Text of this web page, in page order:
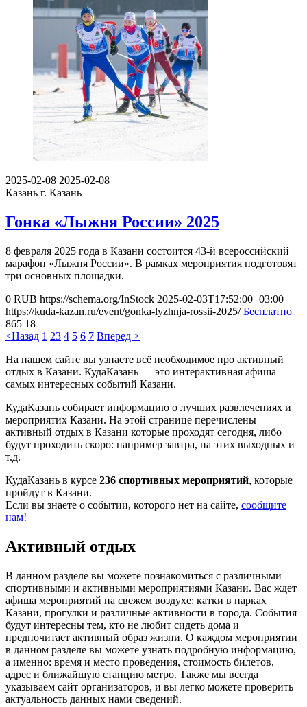
2025-02-08 2025-02-08
Казань г. Казань
Гонка «Лыжня России» 2025
8 февраля 2025 года в Казани состоится 43-й всероссийский
марафон «Лыжня России». В рамках мероприятия подготовят
три основных площадки.
0 RUB https://schema.org/InStock 2025-02-03T17:52:00+03:00
https://kuda-kazan.ru/event/gonka-lyzhnja-rossii-2025/ Бесплатно
865 18
<Назад 1 23 4 5 6 7 Вперед >
На нашем сайте вы узнаете всё необходимое про активный
отдых в Казани. КудаКазань — это интерактивная афиша
самых интересных событий Казани.
КудаКазань собирает информацию о лучших развлечениях и
мероприятих Казани. На этой странице перечислены
активный отдых в Казани которые проходят сегодня, либо
будут проходить скоро: например завтра, на этих выходных и
т.д.
КудаКазань в курсе 236 спортивных мероприятий, которые
пройдут в Казани.
Если вы знаете о событии, которого нет на сайте, сообщите
нам!
Активный отдых
В данном разделе вы можете познакомиться с различными
спортивными и активными мероприятиями Казани. Вас ждет
афиша мероприятий на свежем воздухе: катки в парках
Казани, прогулки и различные активности в города. События
будут интересны тем, кто не любит сидеть дома и
предпочитает активный образ жизни. О каждом мероприятии
в данном разделе вы можете узнать подробную информацию,
а именно: время и место проведения, стоимость билетов,
адрес и ближайшую станцию метро. Также мы всегда
указываем сайт организаторов, и вы легко можете проверить
актуальность данных нами сведений.